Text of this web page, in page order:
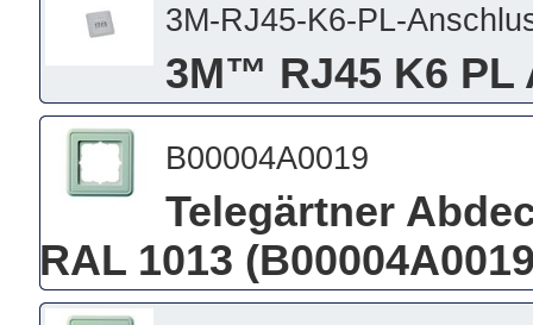
3M-RJ45-K6-PL-
3M™ RJ45 K6
B00004A0019
Telegärtner
RAL 1013